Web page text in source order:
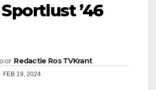
Sportlust ’46
Redactie Ros TVKrant
FEB 19, 2024